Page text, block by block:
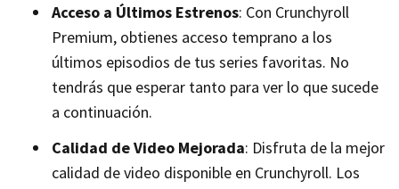
Acceso a Últimos Estrenos: Con Crunchyroll
Premium, obtienes acceso temprano a los
últimos episodios de tus series favoritas. No
tendrás que esperar tanto para ver lo que sucede
a continuación.
Calidad de Video Mejorada: Disfruta de la mejor
calidad de video disponible en Crunchyroll. Los